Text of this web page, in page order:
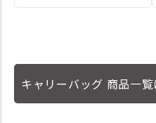
キャリーバッグ 商品一覧